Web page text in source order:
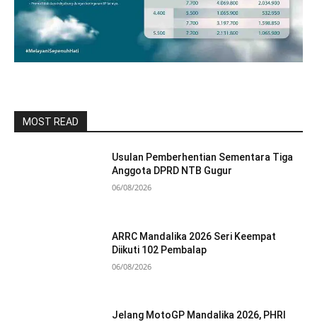
MOST READ
Usulan Pemberhentian Sementara Tiga
Anggota DPRD NTB Gugur
06/08/2026
ARRC Mandalika 2026 Seri Keempat
Diikuti 102 Pembalap
06/08/2026
Jelang MotoGP Mandalika 2026, PHRI